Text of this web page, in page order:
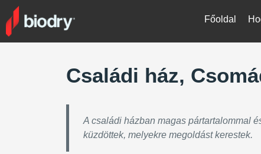
Főoldal
Családi ház,
A családi házban magas pártartalommal
küzdöttek, melyekre megoldást kerestek.